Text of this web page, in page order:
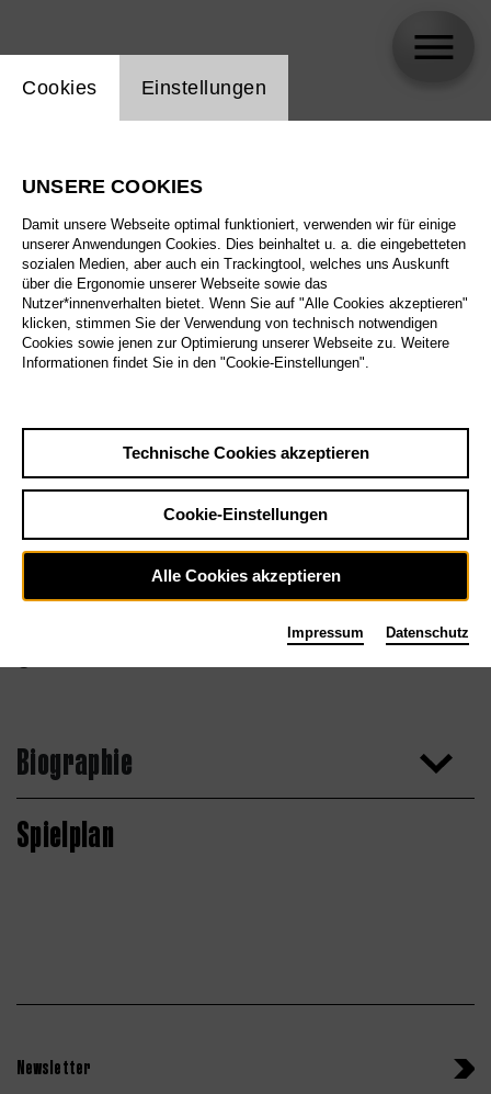
Biographie
Spielplan
Newsletter
Einstellung Website Cookie
Cookies Einstellungen
UNSERE COOKIES
Damit unsere Webseite optimal funktioniert, verwenden wir für einige
unserer Anwendungen Cookies. Dies beinhaltet u. a. die eingebetteten
sozialen Medien, aber auch ein Trackingtool, welches uns Auskunft
über die Ergonomie unserer Webseite sowie das
Nutzer*innenverhalten bietet. Wenn Sie auf "Alle Cookies akzeptieren"
klicken, stimmen Sie der Verwendung von technisch notwendigen
Cookies sowie jenen zur Optimierung unserer Webseite zu. Weitere
Informationen findet Sie in den "Cookie-Einstellungen".
Technische Cookies akzeptieren
Cookie-Einstellungen
Alle Cookies akzeptieren
Impressum Datenschutz